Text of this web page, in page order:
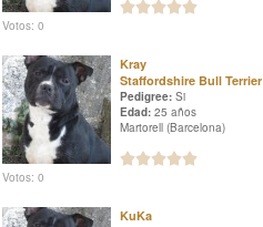
Votos: 0
Kray
Staffordshire Bull Terrier
Pedigree: Si
Edad: 25 años
Martorell (Barcelona)
Votos: 0
KuKa